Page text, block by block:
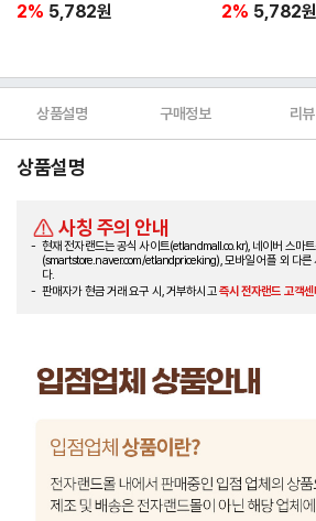
2% 5,782원 2% 5,782원
상품설명 구매정보 리뷰
상품설명
사칭 주의 안내
현재 전자랜드는 공식 사이트(etlandmall.co.kr), 네이버 스마
(smartstore.naver.com/etlandpriceking), 모바일 어플 외 다른
다.
판매자가 현금 거래 요구 시, 거부하시고즉시 전자랜드 고객